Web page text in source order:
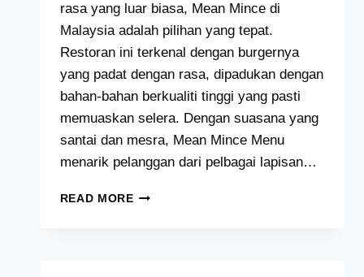
rasa yang luar biasa, Mean Mince di
Malaysia adalah pilihan yang tepat.
Restoran ini terkenal dengan burgernya
yang padat dengan rasa, dipadukan dengan
bahan-bahan berkualiti tinggi yang pasti
memuaskan selera. Dengan suasana yang
santai dan mesra, Mean Mince Menu
menarik pelanggan dari pelbagai lapisan…
READ MOREMEAN